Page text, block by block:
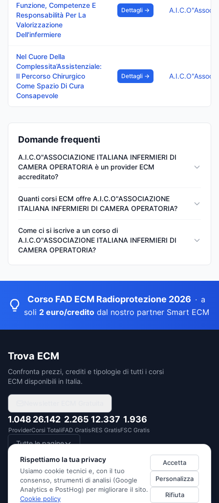
Funzione, Competenze E
Responsabilità Per La
Valorizzazione
Dell'infermiere
Dettagli →
Nel Cuore Della
Complessita’Assistenziale:
Il Percorso Chirurgico
Come Spazio Di Cura
Consapevole
Dettagli →
Domande frequenti
A.I.C.O"ASSOCIAZIONE ITALIANA INFERMIERI DI
CAMERA OPERATORIA è un provider ECM
accreditato?
Quanti corsi ECM offre A.I.C.O"ASSOCIAZIONE
ITALIANA INFERMIERI DI CAMERA OPERATORIA?
Come ci si iscrive a un corso di
A.I.C.O"ASSOCIAZIONE ITALIANA INFERMIERI DI
CAMERA OPERATORIA?
Corso FAD ECM Radioprotezione 2026 · a
soli 2 euro/creditodal nostro partner Smart ECM
Trova ECM
Confronta prezzi, crediti e tipologie di tutti i corsi
ECM disponibili in Italia.
1.048
Provider
26.142
Corsi Totali
2.265
FAD Gratis
12.337
RES Gratis
1.936
FSC Gratis
Tutte le pagine
DUEDITUTTO SRL· P.IVA14522760967·Via Monte Santo 1/3, 20124
Milano (Italia)
Rispettiamo la tua privacy
Usiamo cookie tecnici e, con il tuo
consenso, strumenti di analisi (Google
Analytics e PostHog) per migliorare il sito.
Cookie policy
Accetta
Personalizza
Rifiuta